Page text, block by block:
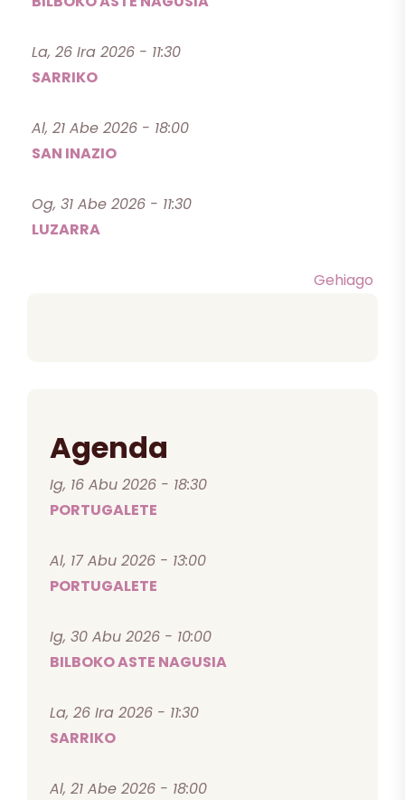
La, 26 Ira 2026 - 11:30
SARRIKO
Al, 21 Abe 2026 - 18:00
SAN INAZIO
Og, 31 Abe 2026 - 11:30
LUZARRA
Gehiago
Agenda
Ig, 16 Abu 2026 - 18:30
PORTUGALETE
Al, 17 Abu 2026 - 13:00
PORTUGALETE
Ig, 30 Abu 2026 - 10:00
BILBOKO ASTE NAGUSIA
La, 26 Ira 2026 - 11:30
SARRIKO
Al, 21 Abe 2026 - 18:00